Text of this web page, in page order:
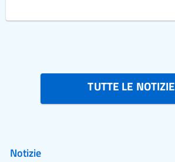
TUTTE LE NOTIZIE
Notizie